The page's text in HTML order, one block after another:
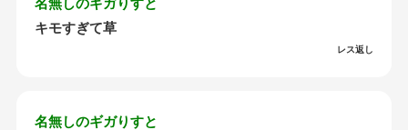
キモすぎて草
レス返し
名無しのギガりすと